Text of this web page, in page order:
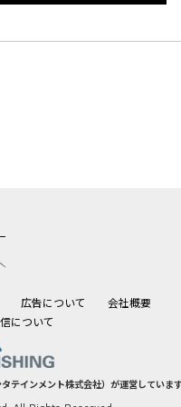
広告について
会社概要
について
テインメント株式会社）が運営していま